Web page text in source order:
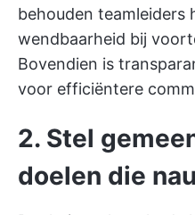
behouden teamleiders
wendbaarheid bij
Bovendien is
voor efficiëntere
2. Stel
doelen die